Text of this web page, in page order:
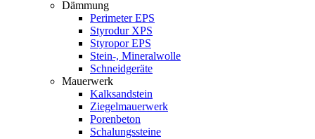
Dämmung
Perimeter EPS
Styrodur XPS
Styropor EPS
Stein-, Mineralwolle
Schneidgeräte
Mauerwerk
Kalksandstein
Ziegelmauerwerk
Porenbeton
Schalungssteine